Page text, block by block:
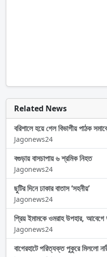
Related News
বরিশালে হয়ে গেল বিভাগীয় পাঠক
Jagonews24
বগুড়ায় বাসচাপায় ৬ শ্রমিক নিহত
Jagonews24
ছুটির দিনে ঢাকার বাতাস ‘সহনীয়’
Jagonews24
প্রিয় ইমামকে ওমরাহ উপহার, আবেগে
Jagonews24
বাগেরহাটে পরিত্যক্ত পুকুরে মিললো